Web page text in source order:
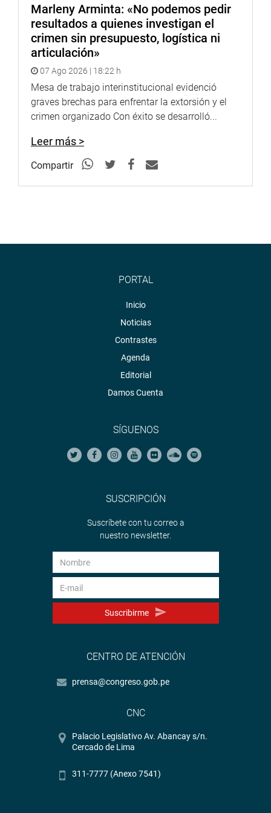
Marleny Arminta: «No podemos pedir
resultados a quienes investigan el
crimen sin presupuesto, logística ni
articulación»
07 Ago 2026 | 18:22 h
Mesa de trabajo interinstitucional evidenció
graves brechas para enfrentar la extorsión y el
crimen organizado Con éxito se desarrolló...
Leer más >
Compartir
PORTAL
Inicio
Noticias
Contrastes
Agenda
Editorial
Damos Cuenta
SÍGUENOS
SUSCRIPCIÓN
Suscríbete con tu correo a
nuestro newsletter.
Suscribirme
CENTRO DE ATENCIÓN
prensa@congreso.gob.pe
CNC
Palacio Legislativo Av. Abancay s/n.
Cercado de Lima
311-7777 (Anexo 7541)